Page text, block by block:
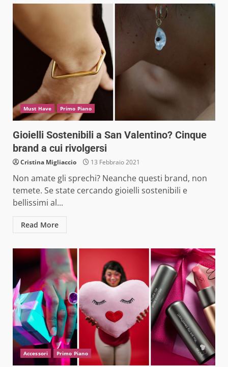
Must Have Primo Piano
Gioielli Sostenibili a San Valentino? Cinque
brand a cui rivolgersi
Cristina Migliaccio 13 Febbraio 2021
Non amate gli sprechi? Neanche questi brand, non
temete. Se state cercando gioielli sostenibili e
bellissimi al...
Read More
Accessori Primo Piano